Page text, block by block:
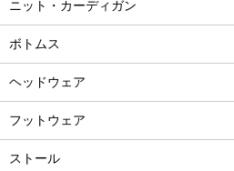
ニット・カーディガン
ボトムス
ヘッドウェア
フットウェア
ストール